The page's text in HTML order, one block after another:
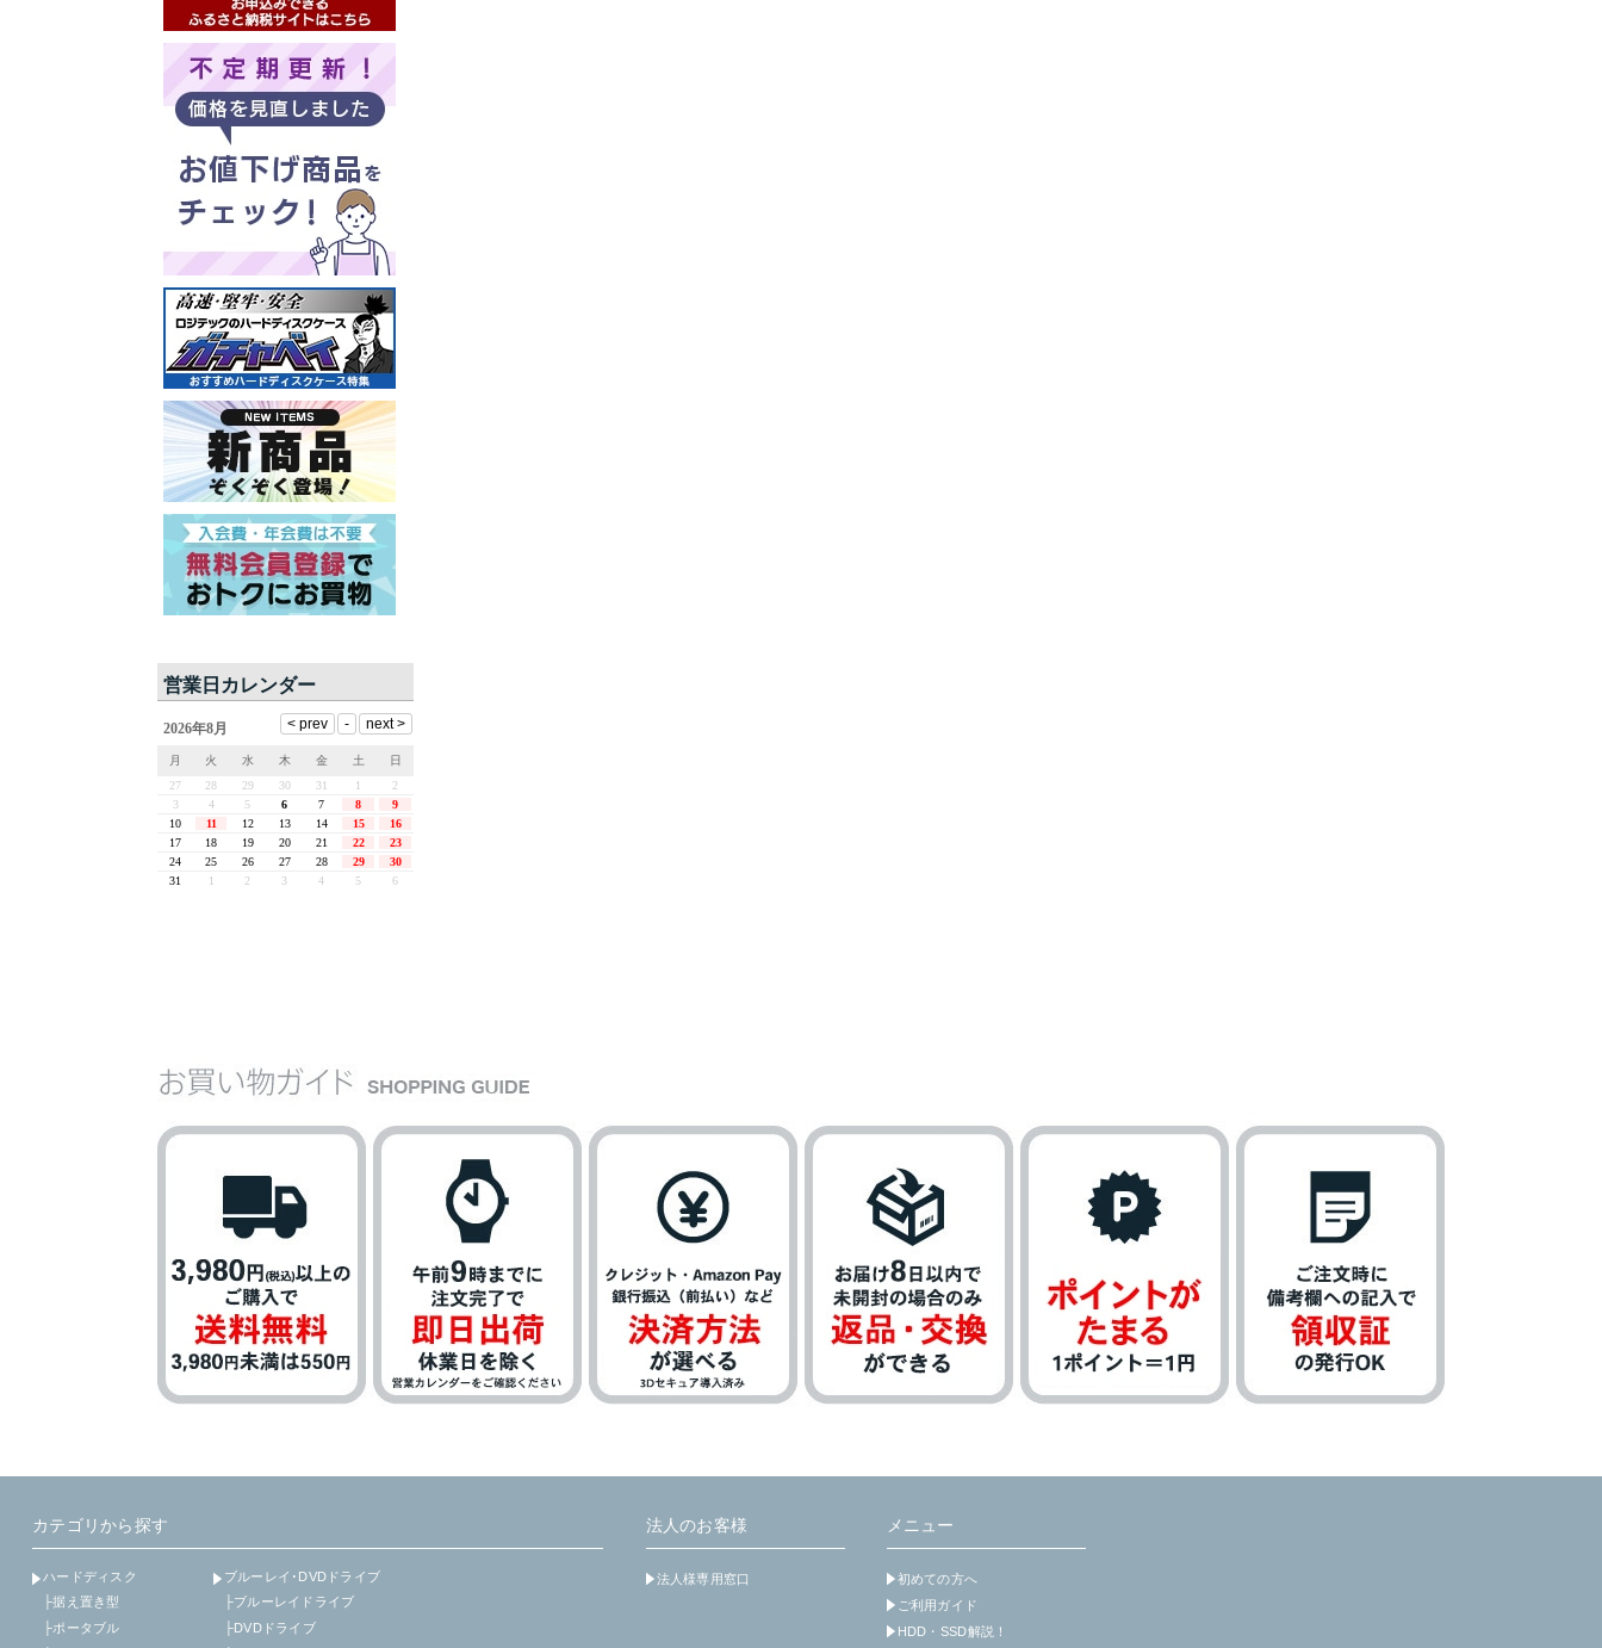
営業日カレンダー
カテゴリから探す
ハードディスク
├据え置き型
├ポータブル
ブルーレイ･DVDドライブ
├ブルーレイドライブ
├DVDドライブ
法人のお客様
法人様専用窓口
メニュー
初めての方へ
ご利用ガイド
HDD・SSD解説！